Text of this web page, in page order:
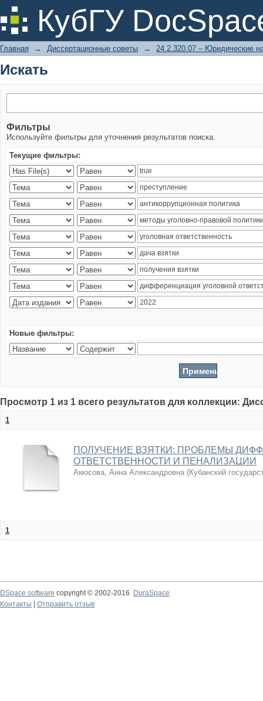
КубГУ
Искать
Главная → Диссертационные советы → 24.2.320.07 – Юридические
Искать
Фильтры
Используйте фильтры для уточнения результатов поиска.
Текущие фильтры:
Новые фильтры:
Просмотр 1 из 1 всего результатов для коллекции:
1
ПОЛУЧЕНИЕ ВЗЯТКИ: ПРОБЛЕМЫ
ОТВЕТСТВЕННОСТИ И ПЕНАЛИЗАЦИИ
Амосова, Анна Александровна (Кубанский
1
DSpace software copyright © 2002-2016
DuraSpace
Контакты
Отправить отзыв